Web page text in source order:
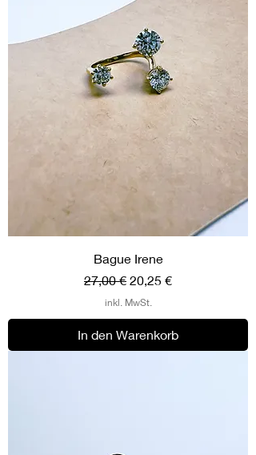
Bague Irene
Standardpreis
27,00 € Sale-Preis
20,25 €
inkl. MwSt.
In den Warenkorb